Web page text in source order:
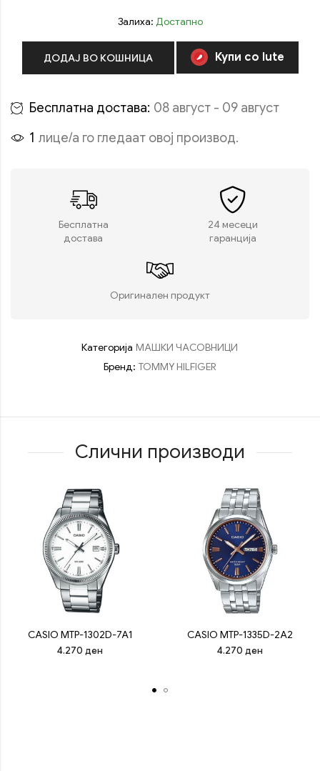
Залиха: Достапно
ДОДАЈ ВО КОШНИЦА Купи со Iute
Бесплатна достава: 08 август - 09 август
1 лице/а го гледаат овој производ.
Бесплатна
достава
24 месеци
гаранција
Оригинален продукт
Категорија МАШКИ ЧАСОВНИЦИ
Бренд: TOMMY HILFIGER
Слични производи
CASIO MTP-1302D-7A1
4.270 ден
CASIO MTP-1335D-2A2
4.270 ден